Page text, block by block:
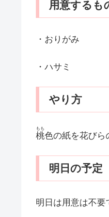
用意するも
・おりがみ
・ハサミ
やり方
桃
もも
色の紙を花びら
明日の予定
明日は用意は不要